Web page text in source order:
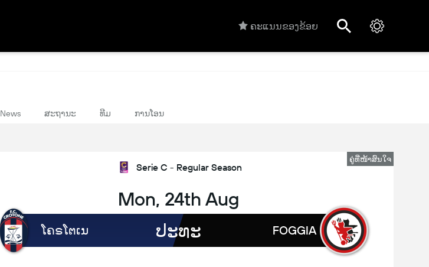
ຄະແນນຂອງຂ້ອຍ
News ສະຖານະ ທີມ ການໂອນ
ຄູ່ທີ່ໜ້າສົນໃຈ
Serie C - Regular Season
Mon, 24th Aug
ໂຄຣໂຕເນ ປະທະ FOGGIA